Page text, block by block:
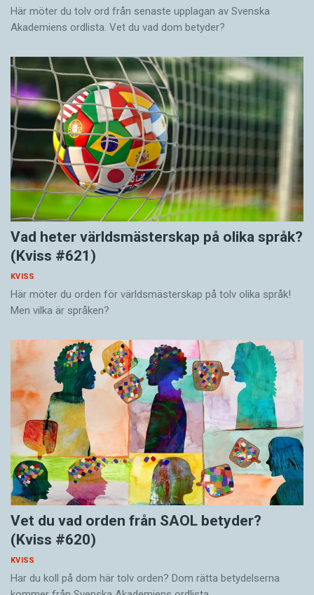
Här möter du tolv ord från senaste upplagan av Svenska
Akademiens ordlista. Vet du vad dom betyder?
Vad heter världsmästerskap på olika språk?
(Kviss #621)
KVISS
Här möter du orden för världsmästerskap på tolv olika språk!
Men vilka är språken?
Vet du vad orden från SAOL betyder?
(Kviss #620)
KVISS
Har du koll på dom här tolv orden? Dom rätta betydelserna